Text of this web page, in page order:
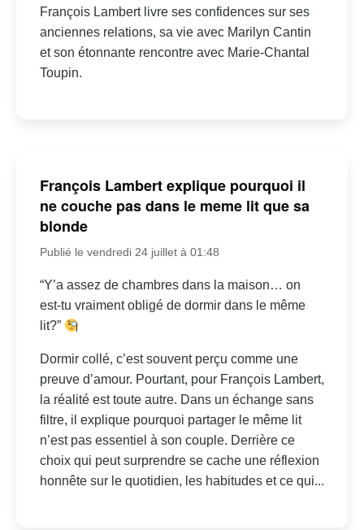
François Lambert livre ses confidences sur ses
anciennes relations, sa vie avec Marilyn Cantin
et son étonnante rencontre avec Marie-Chantal
Toupin.
François Lambert explique pourquoi il
ne couche pas dans le meme lit que sa
blonde
Publié le vendredi 24 juillet à 01:48
“Y’a assez de chambres dans la maison… on
est-tu vraiment obligé de dormir dans le même
lit?”
Dormir collé, c’est souvent perçu comme une
preuve d’amour. Pourtant, pour François Lambert,
la réalité est toute autre. Dans un échange sans
filtre, il explique pourquoi partager le même lit
n’est pas essentiel à son couple. Derrière ce
choix qui peut surprendre se cache une réflexion
honnête sur le quotidien, les habitudes et ce qui...